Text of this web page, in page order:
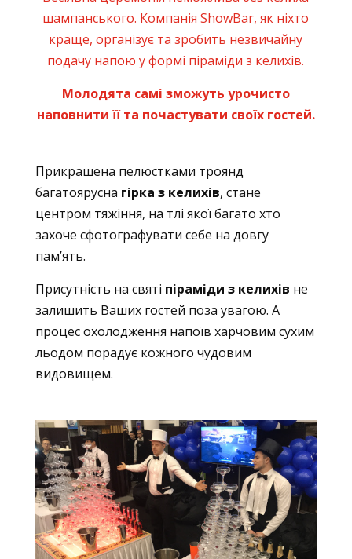
шампанського. Компанія ShowBar, як ніхто
краще, організує та зробить незвичайну
подачу напою у формі піраміди з келихів.
Молодята самі зможуть урочисто
наповнити її та почастувати своїх гостей.
Прикрашена пелюстками троянд
багатоярусна гірка з келихів, стане
центром тяжіння, на тлі якої багато хто
захоче сфотографувати себе на довгу
пам’ять.
Присутність на святі піраміди з келихів не
залишить Ваших гостей поза увагою. А
процес охолодження напоїв харчовим сухим
льодом порадує кожного чудовим
видовищем.